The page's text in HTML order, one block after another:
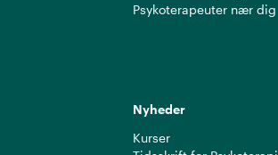
Psykoterapeuter nær dig
Nyheder
Kurser